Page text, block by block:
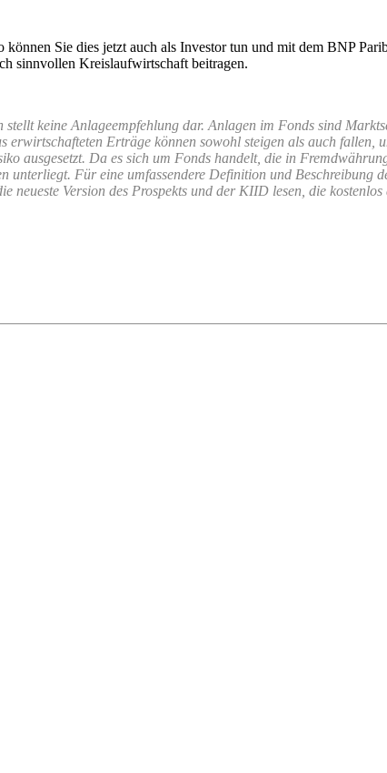
Sie dies jetzt auch als Investor tun und mit dem BNP
sinnvollen Kreislaufwirtschaft beitragen.
keine Anlageempfehlung dar. Anlagen im Fonds sind
Erträge können sowohl steigen als auch fallen,
ausgesetzt. Da es sich um Fonds handelt, die in
Für eine umfassendere Definition und Beschreibung
Version des Prospekts und der KIID lesen, die kostenlos